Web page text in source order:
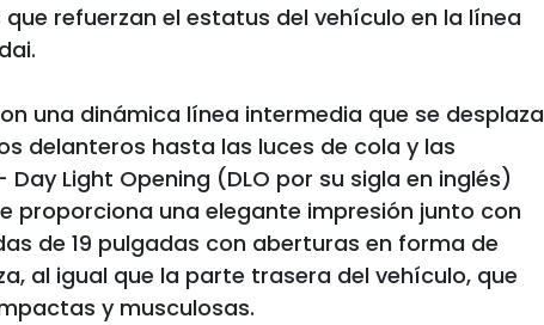
refuerzan el estatus del vehículo en la línea
una dinámica línea intermedia que se desplaza
delanteros hasta las luces de cola y las
Light Opening (DLO por su sigla en inglés)
proporciona una elegante impresión junto con
de 19 pulgadas con aberturas en forma de
al igual que la parte trasera del vehículo, que
y musculosas.